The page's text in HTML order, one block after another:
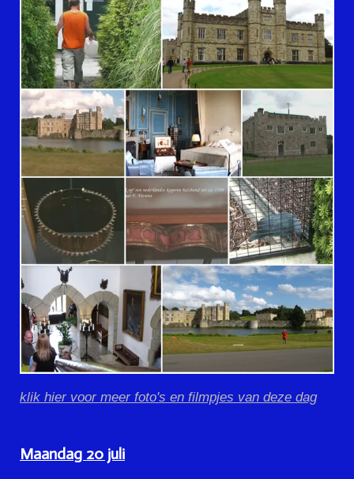
klik hier voor meer foto's en filmpjes van deze dag
Maandag 20 juli